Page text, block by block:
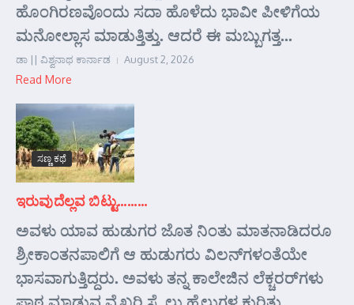
ಹೊಂಗಿರಣವೊಂದು ಸದಾ ಹೊಳೆದು ಭಾವೀ ಪೀಳಿಗೆಯ
ಮನೋಲ್ಲಾಸ ಮಾಡುತ್ತಿತ್ತು. ಆದರೆ ಈ ಮಬ್ಬುಗತ್ತ...
ಡಾ || ವಿಶ್ವನಾಥ ಕಾರ್ನಾಡ August 2, 2026
Read More
ಸಣ್ಣ ಕಥೆ
ಇರುವುದೆಲ್ಲವ ಬಿಟ್ಟು………
ಅವಳು ಯಾವ ಹುಡುಗರ ಜೊತ ನಿಂತು ಮಾತನಾಡಿದರೂ
ಶ್ರೀಕಾಂತನಪಾಲಿಗೆ ಆ ಹುಡುಗರು ವಿಲನ್‌ಗಳಂತೆಯೇ
ಭಾಸವಾಗುತ್ತಿದ್ದರು. ಅವಳು ತನ್ನ ಕಾಲೇಜಿನ ಲೆಕ್ಚರರ್‌ಗಳು